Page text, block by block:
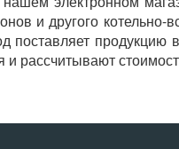
и другого
поставляет
рассчитывают